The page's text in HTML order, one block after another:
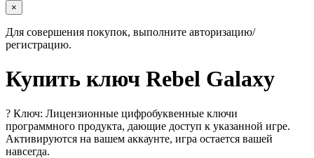
×
Для совершения покупок, выполните авторизацию/
регистрацию.
Купить ключ Rebel Galaxy
? Ключ: Лицензионные цифробуквенные ключи
программного продукта, дающие доступ к указанной игре.
Активируются на вашем аккаунте, игра остается вашей
навсегда.